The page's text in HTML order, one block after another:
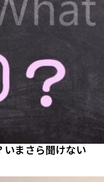
いまさら聞けない